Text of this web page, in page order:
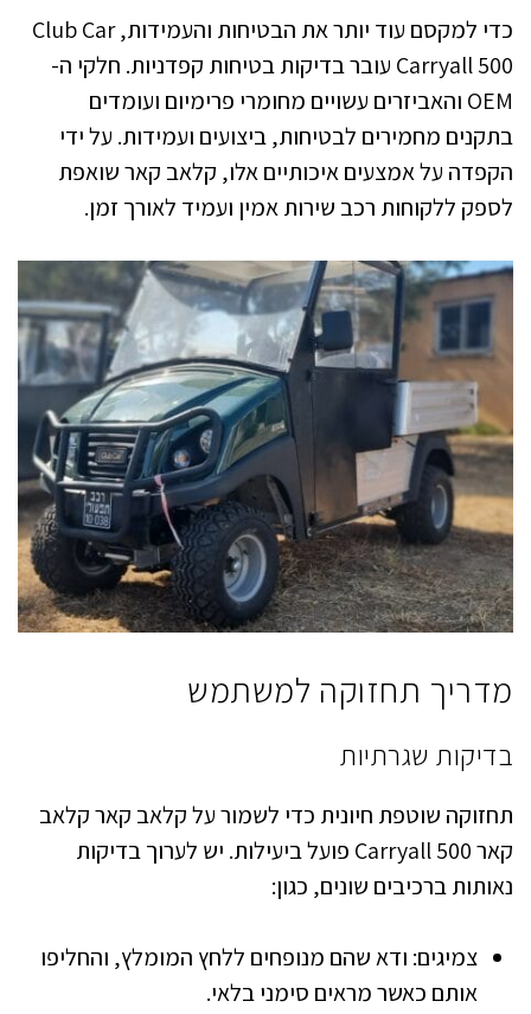
כדי למקסם עוד יותר את הבטיחות והעמידות, Club Car
Carryall 500 עובר בדיקות בטיחות קפדניות. חלקי ה-
OEM והאביזרים עשויים מחומרי פרימיום ועומדים
בתקנים מחמירים לבטיחות, ביצועים ועמידות. על ידי
הקפדה על אמצעים איכותיים אלו, קלאב קאר שואפת
לספק ללקוחות רכב שירות אמין ועמיד לאורך זמן.
מדריך תחזוקה למשתמש
בדיקות שגרתיות
תחזוקה שוטפת חיונית כדי לשמור על קלאב קאר קלאב
קאר Carryall 500 פועל ביעילות. יש לערוך בדיקות
נאותות ברכיבים שונים, כגון:
צמיגים: ודא שהם מנופחים ללחץ המומלץ, והחליפו
אותם כאשר מראים סימני בלאי.